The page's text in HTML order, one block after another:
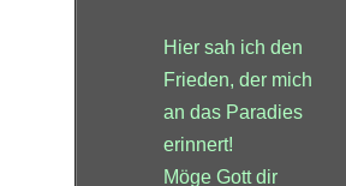
Hier sah ich den
Frieden, der mich
an das Paradies
erinnert!
Möge Gott dir